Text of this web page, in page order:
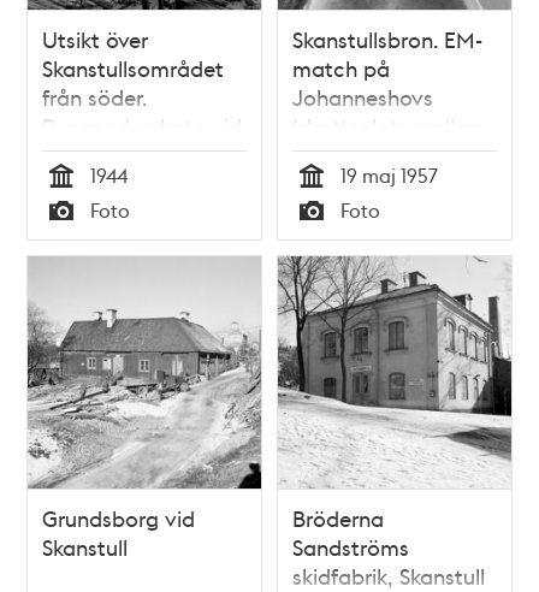
Utsikt över
Skanstullsområdet
från söder.
Byggnadsarbete vid
Hammarby Sluss
Tid
1944
Typ
Foto
Skanstullsbron. EM-
match på
Johanneshovs
Idrottsplats mellan
Ingemar ""Ingo""
Johansson och
Henry Cooper
orsakade bilkö.
""Ingo"" försvarade
sin EM-titel
Tid
19 maj 1957
Typ
Foto
Grundsborg vid
Skanstull
Bröderna
Sandströms
skidfabrik, Skanstull